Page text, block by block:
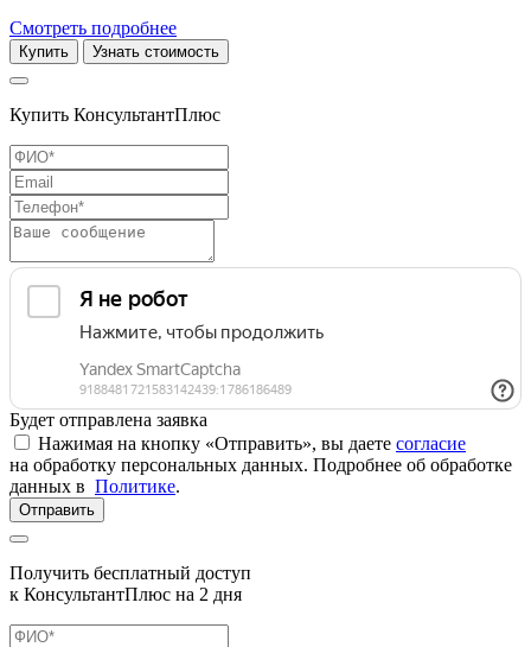
Смотреть подробнее
Купить Узнать стоимость
Купить КонсультантПлюс
Будет отправлена заявка
Нажимая на кнопку «Отправить», вы даете согласие
на обработку персональных данных. Подробнее об обработке
данных в Политике.
Отправить
Получить бесплатный доступ
к КонсультантПлюс на 2 дня